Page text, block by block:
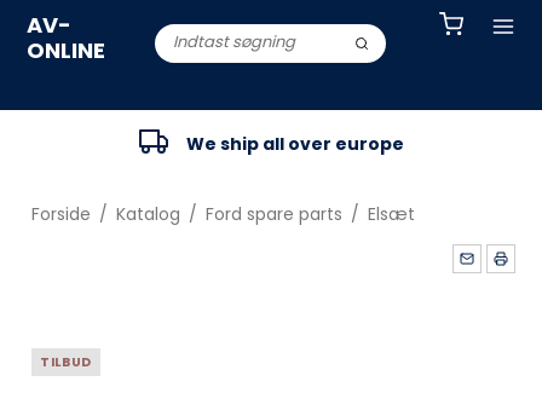
AV-
ONLINE
We ship all over europe
Forside / Katalog / Ford spare parts / Elsæt
TILBUD